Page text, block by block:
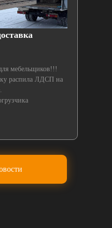
мебельщиков!!!
распила ЛДСП на